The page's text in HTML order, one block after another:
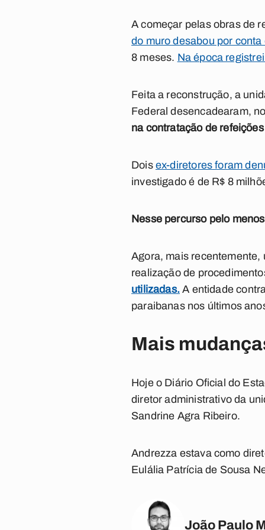
A começar pelas obras de
do muro desabou por
8 meses. Na época
Feita a reconstrução, a
Federal desencadearam,
na contratação de
Dois ex-diretores foram
investigado é de R$ 8
Nesse percurso pelo
Agora, mais recentemente,
realização de
utilizadas.A entidade
paraibanas nos últimos
Mais
Hoje o Diário Oficial do
diretor administrativo da
Sandrine Agra Ribeiro.
Andrezza estava como
Eulália Patrícia de Sousa
João Paulo